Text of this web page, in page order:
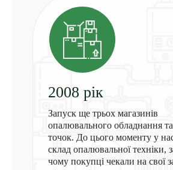
2008 рiк
Запуск ще трьох магазинів
опалювального обладнання
точок. До цього моменту у
склад опалювальної техніки,
чому покупці чекали на свої